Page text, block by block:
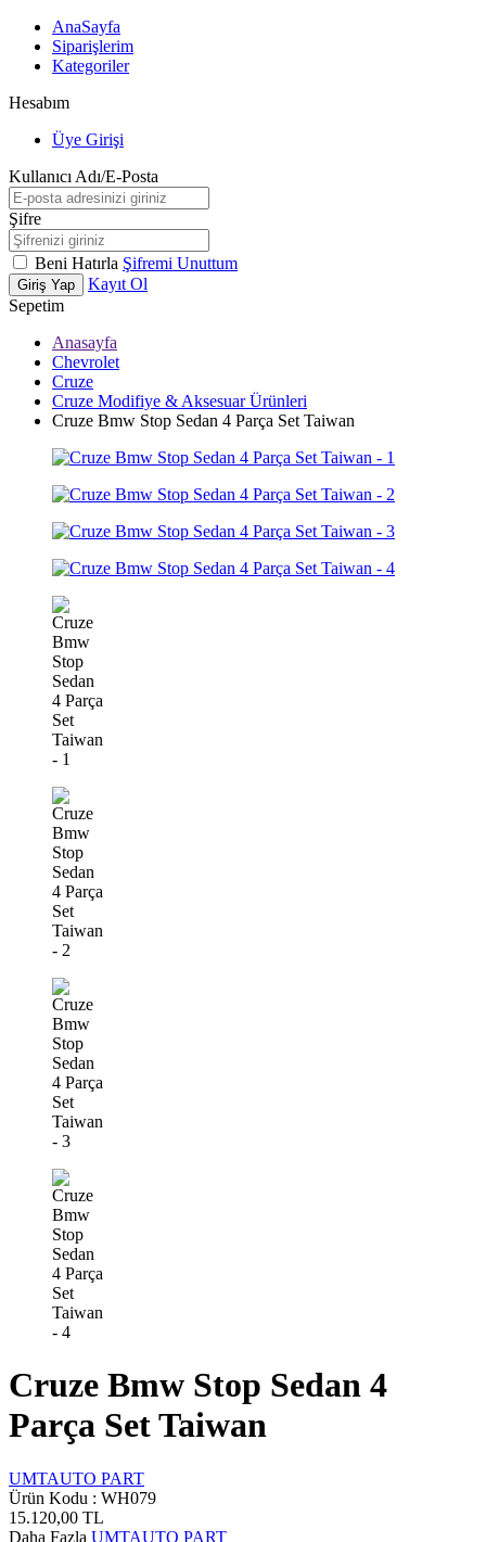
AnaSayfa
Siparişlerim
Kategoriler
Hesabım
Üye Girişi
Kullanıcı Adı/E-Posta
Şifre
Beni Hatırla Şifremi Unuttum
Giriş Yap
Kayıt Ol
Sepetim
Anasayfa
Chevrolet
Cruze
Cruze Modifiye & Aksesuar Ürünleri
Cruze Bmw Stop Sedan 4 Parça Set Taiwan
Cruze Bmw Stop Sedan 4
Parça Set Taiwan
UMTAUTO PART
Ürün Kodu : WH079
15.120,00 TL
Daha Fazla UMTAUTO PART